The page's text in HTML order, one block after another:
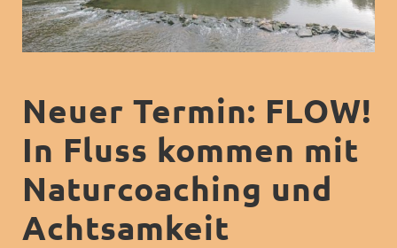
Neuer Termin: FLOW!
In Fluss kommen mit
Naturcoaching und
Achtsamkeit